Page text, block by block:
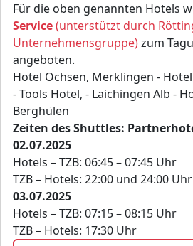
Für die oben genannten Hotels
Service(unterstützt durch
Unternehmensgruppe)zum
angeboten.
Hotel Ochsen, Merklingen -
- Tools Hotel, - Laichingen Alb -
Berghülen
Zeiten des Shuttles:
02.07.2025
Hotels – TZB: 06:45 – 07:45 Uhr
TZB – Hotels: 22:00 und 24:00 Uhr
03.07.2025
Hotels – TZB: 07:15 – 08:15 Uhr
TZB – Hotels: 17:30 Uhr